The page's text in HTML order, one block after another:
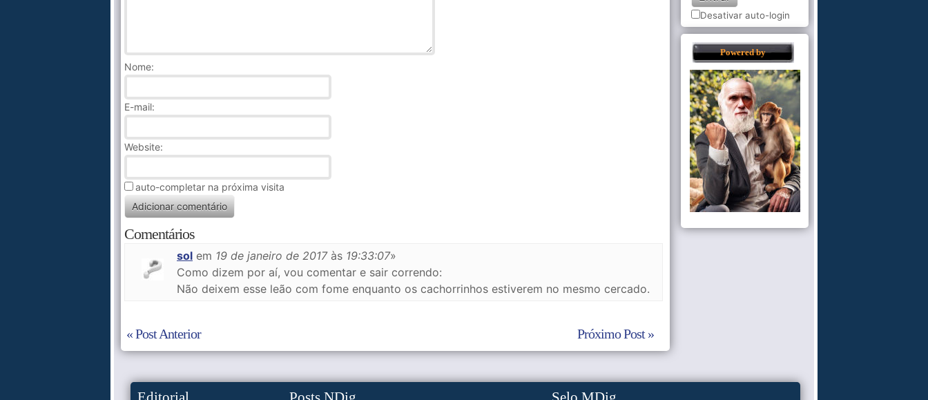
Nome:
E-mail:
Website:
auto-completar na próxima visita
Comentários
sol em 19 de janeiro de 2017às 19:33:07»
Como dizem por aí, vou comentar e sair correndo:
Não deixem esse leão com fome enquanto os cachorrinhos estiverem no mesmo cercado.
« Post Anterior Próximo Post »
Desativar auto-login
Powered by